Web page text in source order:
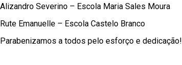
Alizandro Severino – Escola Maria Sales Moura
Rute Emanuelle – Escola Castelo Branco
Parabenizamos a todos pelo esforço e dedicação!